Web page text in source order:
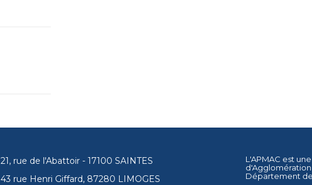
21, rue de l'Abattoir - 17100 SAINTES
43 rue Henri Giffard, 87280 LIMOGES
L'APMAC est
Département